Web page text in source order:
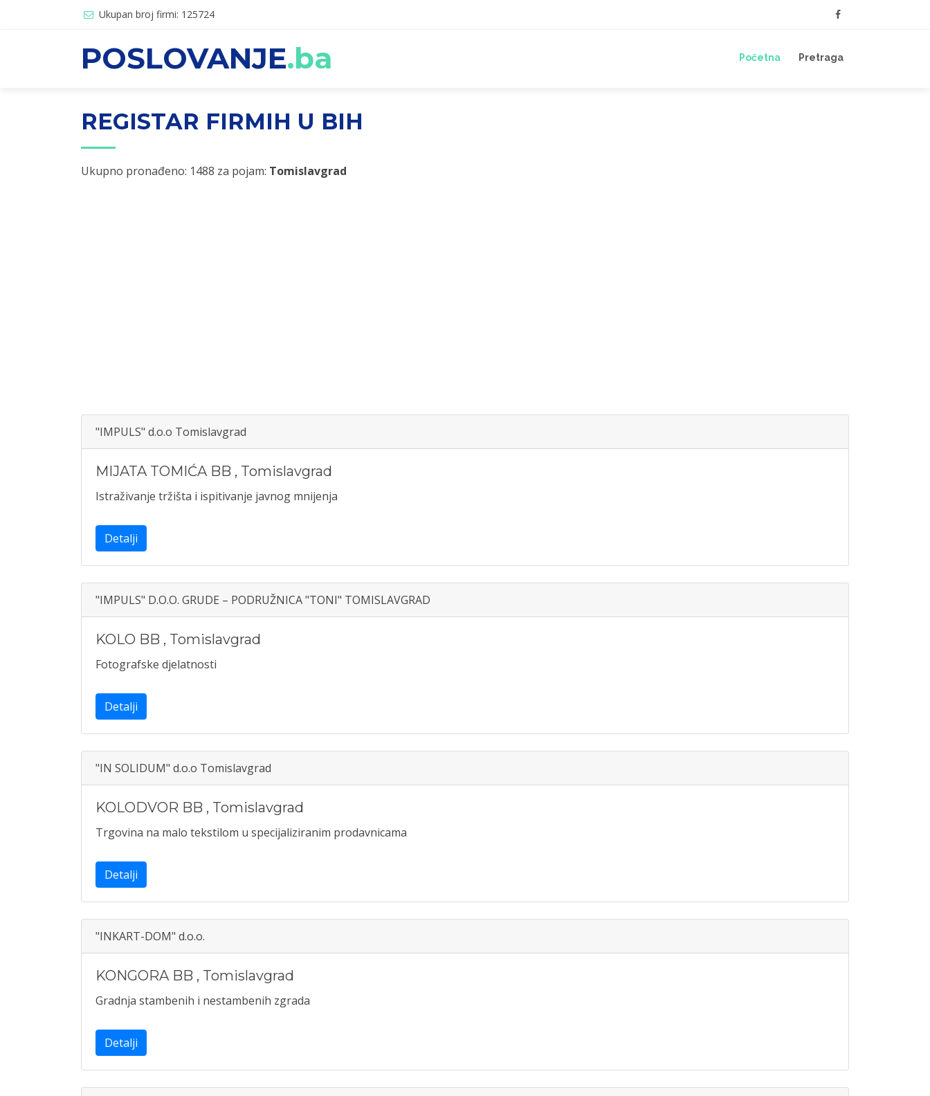
Ukupan broj firmi: 125724
POSLOVANJE.ba Početna Pretraga
REGISTAR FIRMIH U BIH
Ukupno pronađeno: 1488 za pojam: Tomislavgrad
"IMPULS" d.o.o Tomislavgrad
MIJATA TOMIĆA BB , Tomislavgrad
Istraživanje tržišta i ispitivanje javnog mnijenja
Detalji
"IMPULS" D.O.O. GRUDE – PODRUŽNICA "TONI" TOMISLAVGRAD
KOLO BB , Tomislavgrad
Fotografske djelatnosti
Detalji
"IN SOLIDUM" d.o.o Tomislavgrad
KOLODVOR BB , Tomislavgrad
Trgovina na malo tekstilom u specijaliziranim prodavnicama
Detalji
"INKART-DOM" d.o.o.
KONGORA BB , Tomislavgrad
Gradnja stambenih i nestambenih zgrada
Detalji